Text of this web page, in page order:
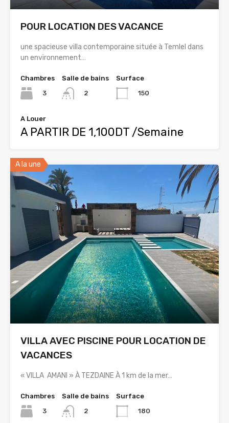
POUR LOCATION DES VACANCE
une spacieuse villa contemporaine située à Temlel dans
un environnement…
Chambres
3
Salle de bains
2
Surface
150
A Louer
A PARTIR DE 1,100DT /Semaine
A la une
VILLA AVEC PISCINE POUR LOCATION DE
VACANCES
« VILLA AMANI » À TEZDAINE À 1 km de la mer…
Chambres
3
Salle de bains
2
Surface
180